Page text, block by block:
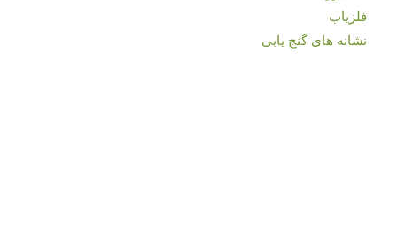
فلزیاب
نشانه های گنج یابی